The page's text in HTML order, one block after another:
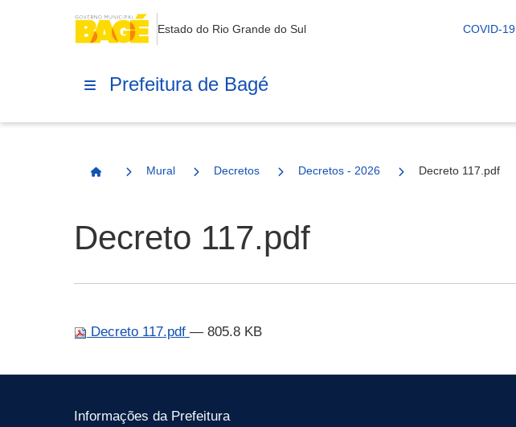
Estado do Rio Grande do Sul COVID-19
Prefeitura de Bagé
Página Inicial
Mural Decretos Decretos - 2026 Decreto 117.pdf
Decreto 117.pdf
Decreto 117.pdf — 805.8 KB
Informações da Prefeitura